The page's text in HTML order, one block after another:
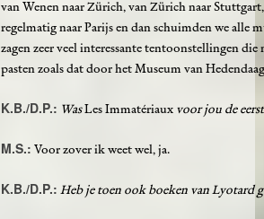
van Wenen naar Zürich, van Zürich naar
regelmatig naar Parijs en dan schuimden we alle
zagen zeer veel interessante tentoonstellingen
pasten zoals dat door het Museum van
K.B./D.P.: WasLes Immatériaux voor jou de
M.S.: Voor zover ik weet wel, ja.
K.B./D.P.: Heb je toen ook boeken van Lyotard